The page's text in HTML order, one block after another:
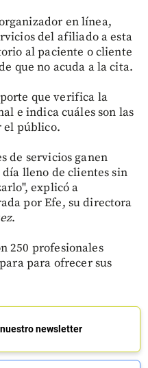
en línea,
del afiliado a esta
al paciente o cliente
que no acuda a la cita.
que verifica la
e indica cuáles son las
el público.
de servicios ganen
lleno de clientes sin
explicó a
por Efe, su directora
.
250 profesionales
para ofrecer sus
newsletter